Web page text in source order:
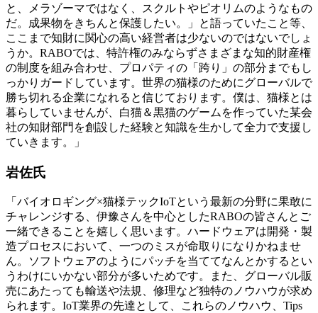
と、メラゾーマではなく、スクルトやピオリムのようなもの
だ。成果物をきちんと保護したい。」と語っていたこと等、
ここまで知財に関心の高い経営者は少ないのではないでしょ
うか。RABOでは、特許権のみならずさまざまな知的財産権
の制度を組み合わせ、プロパティの「跨り」の部分までもし
っかりガードしています。世界の猫様のためにグローバルで
勝ち切れる企業になれると信じております。僕は、猫様とは
暮らしていませんが、白猫＆黒猫のゲームを作っていた某会
社の知財部門を創設した経験と知識を生かして全力で支援し
ていきます。」
岩佐氏
「バイオロギング×猫様テックIoTという最新の分野に果敢に
チャレンジする、伊豫さんを中心としたRABOの皆さんとご
一緒できることを嬉しく思います。ハードウェアは開発・製
造プロセスにおいて、一つのミスが命取りになりかねませ
ん。ソフトウェアのようにパッチを当ててなんとかするとい
うわけにいかない部分が多いためです。また、グローバル販
売にあたっても輸送や法規、修理など独特のノウハウが求め
られます。IoT業界の先達として、これらのノウハウ、Tips